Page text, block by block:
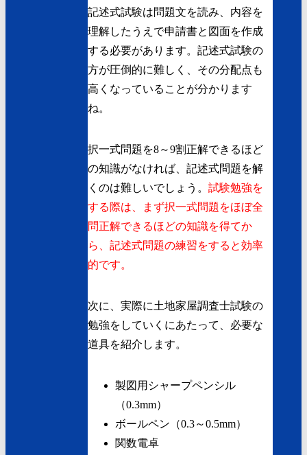
記述式試験は問題文を読み、内容を
理解したうえで申請書と図面を作成
する必要があります。記述式試験の
方が圧倒的に難しく、その分配点も
高くなっていることが分かります
ね。
択一式問題を8～9割正解できるほど
の知識がなければ、記述式問題を解
くのは難しいでしょう。 試験勉強を
する際は、まず択一式問題をほぼ全
問正解できるほどの知識を得てか
ら、記述式問題の練習をすると効率
的です。
次に、実際に土地家屋調査士試験の
勉強をしていくにあたって、必要な
道具を紹介します。
製図用シャープペンシル
（0.3mm）
ボールペン（0.3～0.5mm）
関数電卓